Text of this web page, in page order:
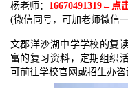
杨老师： 16670491319←点
(微信同号，可加老师微信
文郡洋沙湖中学学校的复
富的复习资料，定期组织
可前往学校官网或招生办咨